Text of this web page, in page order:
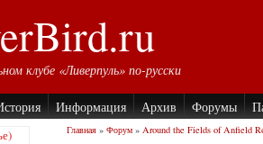
клубе «Ливерпуль» по-русски
Информация Архив Форумы
Главная » Форум » Around the Fields of Anfield